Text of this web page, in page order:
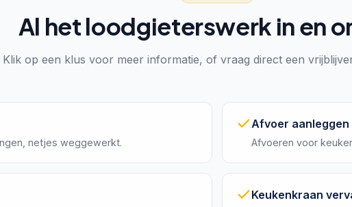
Al het loodgieterswerk in en
Klik op een klus voor meer informatie, of vraag direct een
netjes weggewerkt.
Afvoer aanleggen
Afvoeren voor
Keukenkraan